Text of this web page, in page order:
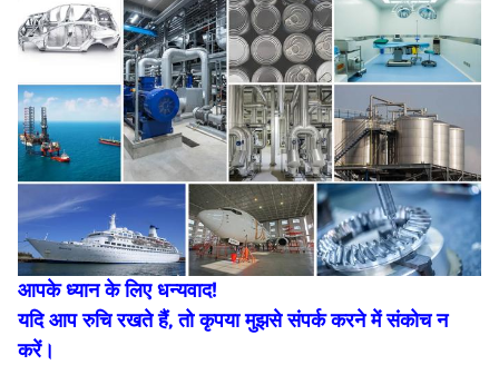
आपके ध्यान के लिए धन्यवाद!
यदि आप रुचि रखते हैं, तो कृपया मुझसे संपर्क करने में संकोच न
करें।